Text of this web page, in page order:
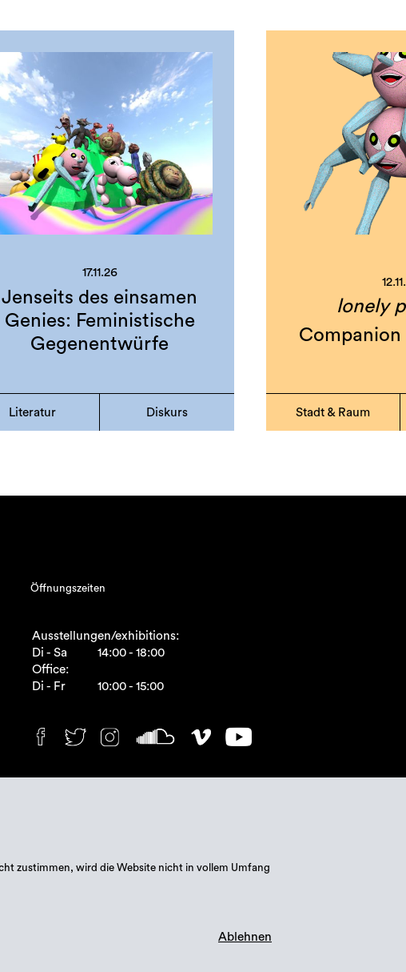
17.11.26
Jenseits des einsamen
Genies: Feministische
Gegenentwürfe
Literatur Diskurs
lonely
Stadt & Raum
Öffnungszeiten
Ausstellungen/exhibitions:
Di - Sa
14:00 - 18:00
Office:
Di - Fr
10:00 - 15:00
zustimmen, wird die Website nicht in vollem Umfang
Ablehnen